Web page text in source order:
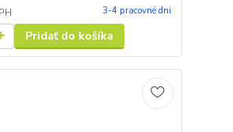
3-4 pracovné dni
Pridať do košíka